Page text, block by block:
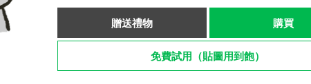
贈送禮物 購買
免費試用（貼圖用到飽）